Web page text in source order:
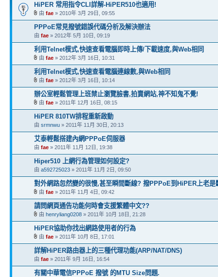
HiPER 常用指令CLI詳解-HiPER510也適用!
由 fae » 2010年 3月 29日, 09:55
PPPoE常見撥號錯誤代碼分析及解決辦法
由 fae » 2012年 5月 10日, 09:19
利用Telnet模式,快速查看電腦即時上傳/下載速度,與Web相同
由 fae » 2012年 3月 16日, 10:31
利用Telnet模式,快速查看電腦連線數,與Web相同
由 fae » 2012年 3月 16日, 10:14
辦公室輕鬆管理上班禁止瀏覽臉書,拍賣網站,神不知鬼不覺!
由 fae » 2011年 12月 16日, 08:15
HiPER 810TW排程重新啟動
由 srmnwu » 2011年 11月 30日, 20:13
艾泰輕鬆搭建內網PPPoE伺服器
由 fae » 2011年 11月 12日, 19:38
Hiper510 上網行為管理如何設定?
由 a592725023 » 2011年 11月 2日, 09:50
對外網路忽然變的很慢,甚至瞬間斷線? 撥PPPoE到HiPER上老是
由 fae » 2011年 11月 4日, 09:42
請問網頁通告功能何時會支援繁體中文??
由 henryliang0208 » 2011年 10月 18日, 21:28
HiPER協助你找出網路使用者的行為
由 fae » 2011年 10月 8日, 17:01
詳解HiPER路由器上的三種代理功能(ARP/NAT/DNS)
由 fae » 2011年 9月 16日, 16:54
有關中華電信PPPoE 撥號 的MTU Size問題.